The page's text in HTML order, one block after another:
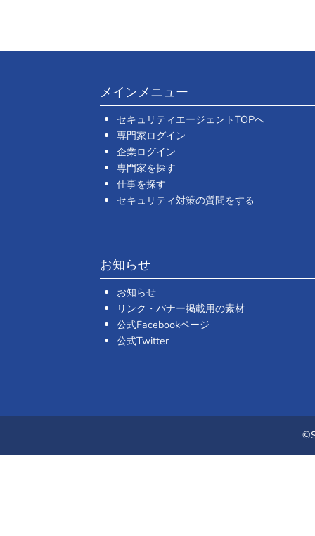
メインメニュー
セキュリティエージェントTOPへ
専門家ログイン
企業ログイン
専門家を探す
仕事を探す
セキュリティ対策の質問をする
お知らせ
お知らせ
リンク・バナー掲載用の素材
公式Facebookページ
公式Twitter